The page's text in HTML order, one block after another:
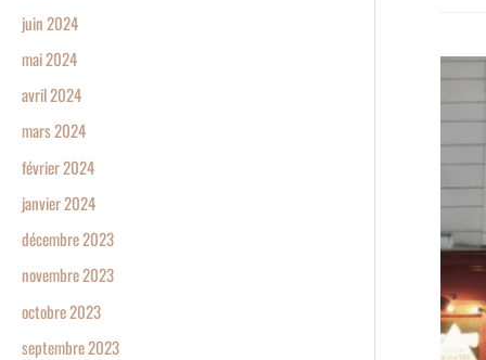
juin 2024
mai 2024
avril 2024
mars 2024
février 2024
janvier 2024
décembre 2023
novembre 2023
octobre 2023
septembre 2023
Le
Petit
Casino:
situation
accès
et